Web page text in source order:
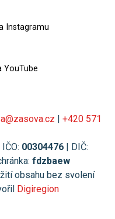
Instagramu
YouTube
| +420 571
IČO: 00304476| DIČ:
fdzbaew
obsahu bez svolení
Digiregion